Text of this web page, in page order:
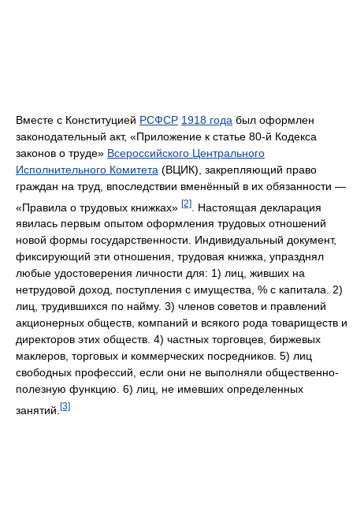
Вместе с Конституцией РСФСР 1918 года был оформлен
законодательный акт, «Приложение к статье 80-й Кодекса
законов о труде» Всероссийского Центрального
Исполнительного Комитета (ВЦИК), закрепляющий право
граждан на труд, впоследствии вменённый в их обязанности —
«Правила о трудовых книжках» [2]
. Настоящая декларация
явилась первым опытом оформления трудовых отношений
новой формы государственности. Индивидуальный документ,
фиксирующий эти отношения, трудовая книжка, упразднял
любые удостоверения личности для: 1) лиц, живших на
нетрудовой доход, поступления с имущества, % с капитала. 2)
лиц, трудившихся по найму. 3) членов советов и правлений
акционерных обществ, компаний и всякого рода товариществ и
директоров этих обществ. 4) частных торговцев, биржевых
маклеров, торговых и коммерческих посредников. 5) лиц
свободных профессий, если они не выполняли общественно-
полезную функцию. 6) лиц, не имевших определенных
занятий. [3]